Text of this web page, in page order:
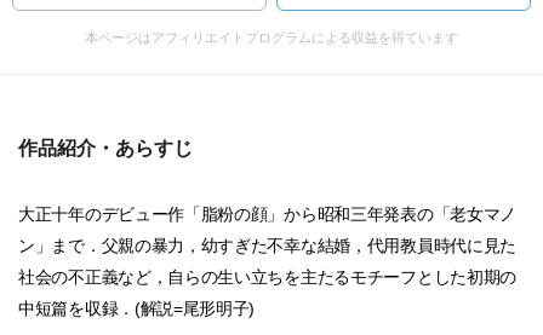
本ページはアフィリエイトプログラムによる収益を得ています
作品紹介・あらすじ
大正十年のデビュー作「脂粉の顔」から昭和三年発表の「老女マノ
ン」まで．父親の暴力，幼すぎた不幸な結婚，代用教員時代に見た
社会の不正義など，自らの生い立ちを主たるモチーフとした初期の
中短篇を収録．(解説=尾形明子)